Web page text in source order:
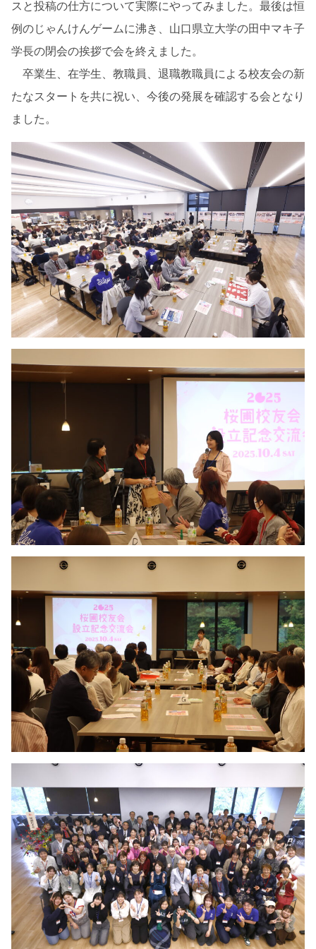
スと投稿の仕方について実際にやってみました。最後は恒
例のじゃんけんゲームに沸き、山口県立大学の田中マキ子
学長の閉会の挨拶で会を終えました。
卒業生、在学生、教職員、退職教職員による校友会の新
たなスタートを共に祝い、今後の発展を確認する会となり
ました。